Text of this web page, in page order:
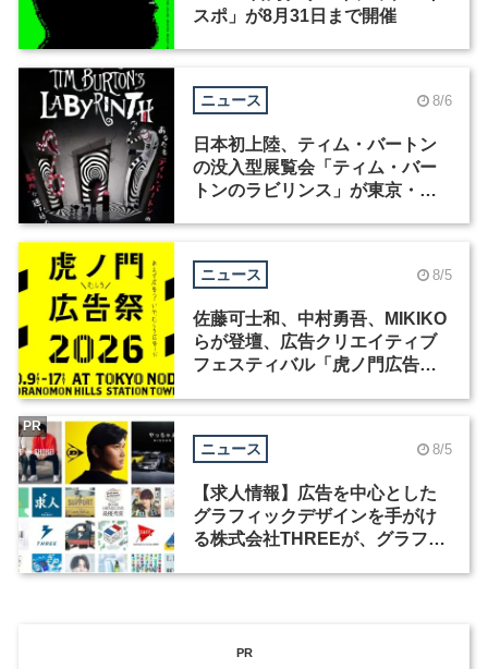
スポ」が8月31日まで開催
ニュース 8/6
日本初上陸、ティム・バートン
の没入型展覧会「ティム・バー
トンのラビリンス」が東京・豊
ニュース 8/5
佐藤可士和、中村勇吾、MIKIKO
らが登壇、広告クリエイティブ
フェスティバル「虎ノ門広告
ニュース 8/5
【求人情報】広告を中心とした
グラフィックデザインを手がけ
る株式会社THREEが、グラフィ
PR
PR